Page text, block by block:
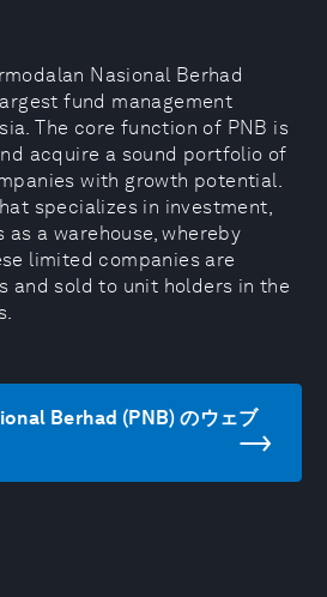
Nasional Berhad
fund management
The core function of PNB is
acquire a sound portfolio of
with growth potential.
specializes in investment,
as a warehouse, whereby
limited companies are
and sold to unit holders in the
Berhad (PNB) のウェブ